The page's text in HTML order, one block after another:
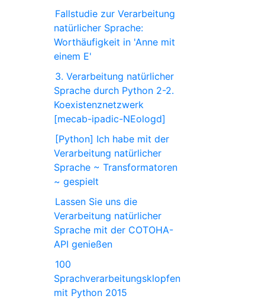
Fallstudie zur Verarbeitung
natürlicher Sprache:
Worthäufigkeit in 'Anne mit
einem E'
3. Verarbeitung natürlicher
Sprache durch Python 2-2.
Koexistenznetzwerk
[mecab-ipadic-NEologd]
[Python] Ich habe mit der
Verarbeitung natürlicher
Sprache ~ Transformatoren
~ gespielt
Lassen Sie uns die
Verarbeitung natürlicher
Sprache mit der COTOHA-
API genießen
100
Sprachverarbeitungsklopfen
mit Python 2015